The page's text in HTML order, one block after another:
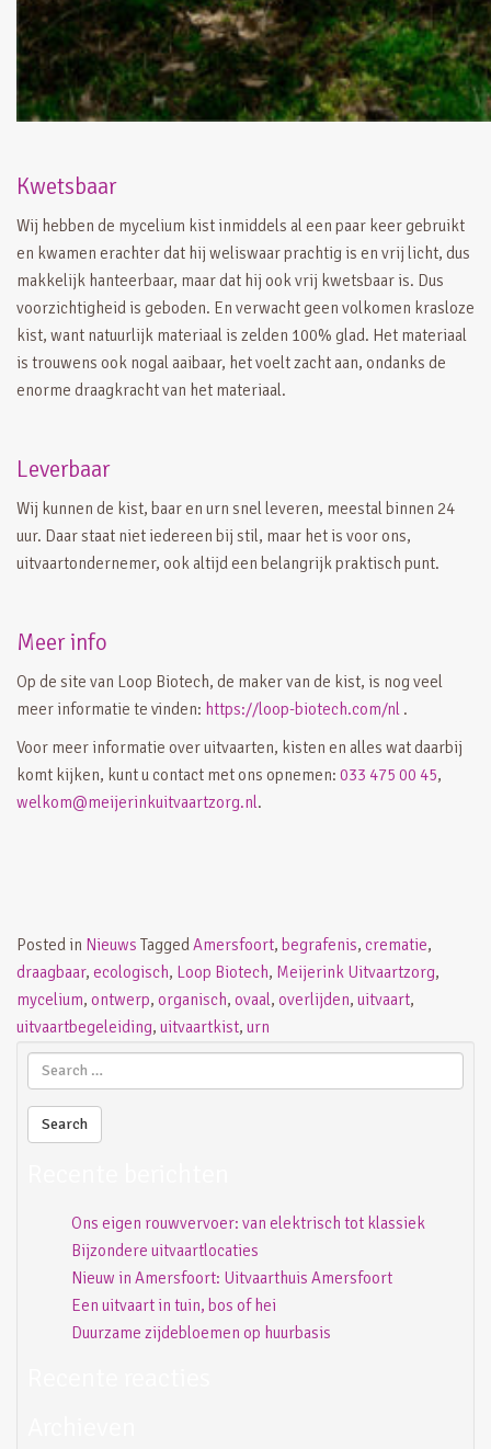
Kwetsbaar
Wij hebben de mycelium kist inmiddels al een paar keer gebruikt
en kwamen erachter dat hij weliswaar prachtig is en vrij licht, dus
makkelijk hanteerbaar, maar dat hij ook vrij kwetsbaar is. Dus
voorzichtigheid is geboden. En verwacht geen volkomen krasloze
kist, want natuurlijk materiaal is zelden 100% glad. Het materiaal
is trouwens ook nogal aaibaar, het voelt zacht aan, ondanks de
enorme draagkracht van het materiaal.
Leverbaar
Wij kunnen de kist, baar en urn snel leveren, meestal binnen 24
uur. Daar staat niet iedereen bij stil, maar het is voor ons,
uitvaartondernemer, ook altijd een belangrijk praktisch punt.
Meer info
Op de site van Loop Biotech, de maker van de kist, is nog veel
meer informatie te vinden: https://loop-biotech.com/nl .
Voor meer informatie over uitvaarten, kisten en alles wat daarbij
komt kijken, kunt u contact met ons opnemen: 033 475 00 45,
welkom@meijerinkuitvaartzorg.nl.
Posted in Nieuws TaggedAmersfoort, begrafenis, crematie,
draagbaar, ecologisch, Loop Biotech, Meijerink Uitvaartzorg,
mycelium, ontwerp, organisch, ovaal, overlijden, uitvaart,
uitvaartbegeleiding, uitvaartkist, urn
Ons eigen rouwvervoer: van elektrisch tot klassiek
Bijzondere uitvaartlocaties
Nieuw in Amersfoort: Uitvaarthuis Amersfoort
Een uitvaart in tuin, bos of hei
Duurzame zijdebloemen op huurbasis